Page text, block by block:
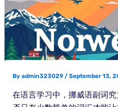
By admin323029 / September 13,
在语言学习中，挪威语副词